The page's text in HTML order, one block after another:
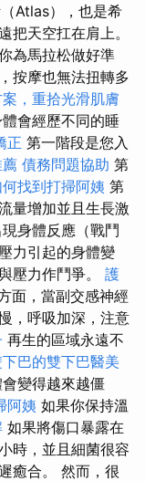
Atlas），也是希
把天空扛在肩上。
為馬拉松做好準
按摩也無法扭轉多
，重拾光滑肌膚
會經歷不同的睡
正 第一階段是您入
債務問題協助 第
找到打掃阿姨 第
量增加並且生長激
身體反應（戰鬥
力引起的身體變
壓力作鬥爭。 護
面，當副交感神經
，呼吸加深，注意
再生的區域永遠不
巴的雙下巴醫美
變得越來越僵
阿姨 如果你保持溫
如果將傷口暴露在
時，並且細菌很容
癒合。 然而，很